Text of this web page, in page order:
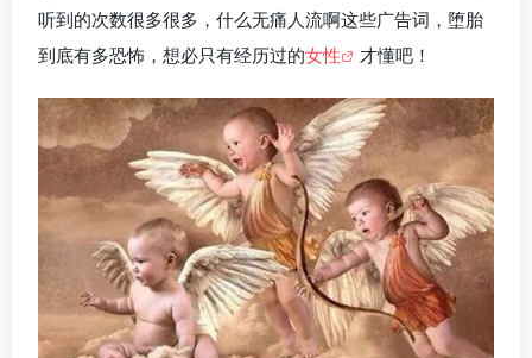
听到的次数很多很多，什么无痛人流啊这些广告词，堕胎
到底有多恐怖，想必只有经历过的女性 才懂吧！